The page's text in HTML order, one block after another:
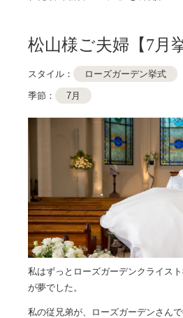
松山様ご夫婦【7月
スタイル： ローズガーデン挙式
季節： 7月
私はずっとローズガーデンクライス
が夢でした。
私の従兄弟が、ローズガーデンさん